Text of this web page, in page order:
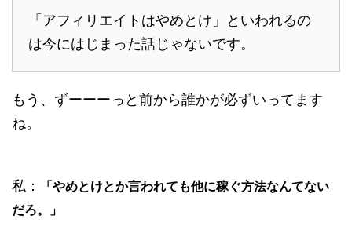
「アフィリエイトはやめとけ」といわれるの
は今にはじまった話じゃないです。
もう、ずーーーっと前から誰かが必ずいってます
ね。
私：
「やめとけとか言われても他に稼ぐ方法なんてない
だろ。」